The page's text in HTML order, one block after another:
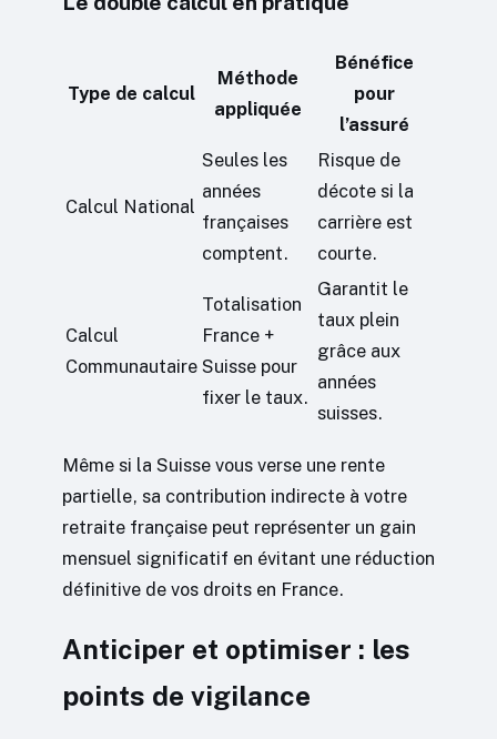
Type de calcul
Méthode
appliquée
Bénéfice
pour
l’assuré
Calcul National
Seules les
années
françaises
comptent.
Risque de
décote si la
carrière est
courte.
Calcul
Communautaire
Totalisation
France +
Suisse pour
fixer le taux.
Garantit le
taux plein
grâce aux
années
suisses.
Même si la Suisse vous verse une rente
partielle, sa contribution indirecte à votre
retraite française peut représenter un gain
mensuel significatif en évitant une réduction
définitive de vos droits en France.
Anticiper et optimiser : les
points de vigilance